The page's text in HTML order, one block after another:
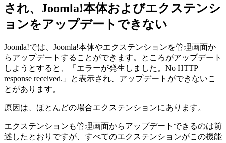
され、Joomla!本体およびエクステンシ
ョンをアップデートできない
Joomla!では、Joomla!本体やエクステンションを管理画面か
らアップデートすることができます。ところがアップデート
しようとすると、「エラーが発生しました。No HTTP
response received.」と表示され、アップデートができないこ
とがあります。
原因は、ほとんどの場合エクステンションにあります。
エクステンションも管理画面からアップデートできるのは前
述したとおりですが、すべてのエクステンションがこの機能